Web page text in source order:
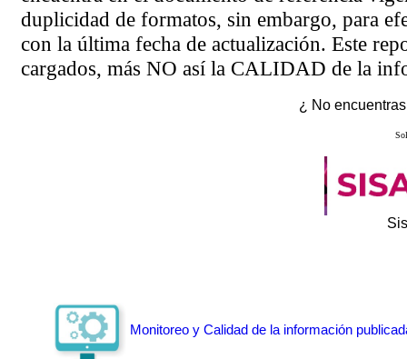
duplicidad de formatos, sin embargo, para
con la última fecha de actualización. Este
cargados, más NO así la CALIDAD de la
¿ No
Monitoreo y Calidad de la información